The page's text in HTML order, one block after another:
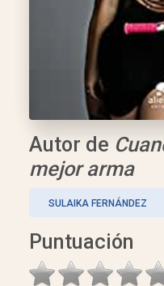
Autor de
mejor arma
SULAIKA FERNÁNDEZ
Puntuación